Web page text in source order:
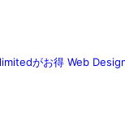
がお得 Web